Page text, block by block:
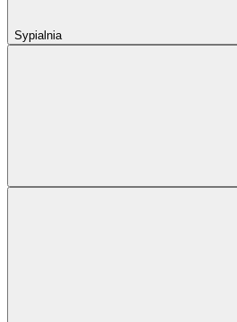
Sypialnia